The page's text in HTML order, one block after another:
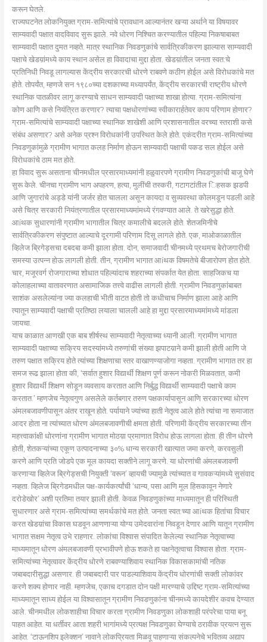
करून घेतले.
राज्यघटनेत लोकनियुक्त ग्राम-समित्यांचे प्रावधान आल्यानंतर खऱ्या अर्थाने या विषयावर
साम्यवादी पक्षात वादविवाद सुरू झाले. नवे धोरण निश्चित करण्यातील पहिल्या निकषाबाबत
साम्यवादी पक्षात दुमत नव्हते. मात्र स्थानिक निवडणुकांचे सार्वत्रिकीकरण झाल्यास साम्यवादी
पक्षाचे खेडय़ांमध्ये काय स्थान असेल हा विवादाचा मुद्दा होता. खेडय़ांतील जनता स्वत:चे
प्रतिनिधी निवडू लागल्यास केंद्रीय सरकारची धोरणे राबवणे कठीण होईल असे विरोधकांचे मत
होते. तोपर्यंत, म्हणजे सन १९८०च्या दशकाच्या मध्यापर्यंत, केंद्रीय सरकारची राष्ट्रीय धोरणे
स्थानिक पातळीवर लागू करण्याचे साधन साम्यवादी पक्षाच्या शाखा होत्या. ग्राम-समित्यांना
कोण आणि कसे नियंत्रित करणार? त्याचा पक्षधोरणांच्या स्वीकारार्हतेवर काय परिणाम होणार?
ग्राम-समित्यांचे साम्यवादी पक्षाच्या स्थानिक शाखेशी आणि प्रशासनातील वरच्या स्तराशी कसे
संबंध असणार? असे अनेक प्रश्न विरोधकांनी उपस्थित केले होते. एकंदरीत ग्राम-समित्यांच्या
निवडणुकांमुळे ग्रामीण भागात कलह निर्माण होऊन साम्यवादी पक्षाची पकड सल होईल असे
विरोधकांचे ठाम मत होते.
हा विवाद सुरू असताना चीनमधील प्रसारमाध्यमांनी हळुवारपणे ग्रामीण निवडणुकांची बाजू घेणे
सुरू केले. चीनचा ग्रामीण भाग अपहरण, हत्या, मुलींची तस्करी, गटागटांतील िहसक झडपी
आणि जुगारांचे अड्डे यांनी जर्जर होत चालला असून कायदा व सुव्यवस्था कोलमडून पडली आहे
असे चित्र सरकारी नियंत्रणातील प्रसारमाध्यमांमध्ये रंगवण्यात आले. ते खरेसुद्धा होते.
आíथक सुधारणांनी ग्रामीण भागातील चित्र कमालीचे बदलले होते. शेतजमिनीचे
सार्वत्रिकीकरण संपुष्टात आल्याचे दूरगामी परिणाम दिसू लागले होते. एक, माओकाळातील
व्हिलेज ब्रिगेड्सचा दबदबा कमी झाला होता. दोन, समाजवादी चीनमध्ये प्रथमच बेरोजगारीची
समस्या उत्पन्न होऊ लागली होती. तीन, ग्रामीण भागात आíथक विषमतेचे बीजारोपण होत होते.
चार, मजूरवर्ग रोजगाराच्या शोधात पहिल्यांदाच शहराच्या संपर्कात येत होता. साहजिकच या
कोलाहलाच्या वातावरणात असामाजिक तत्त्वे वाढीस लागली होती. ग्रामीण निवडणुकांबाबत
साशंक असलेल्यांना ज्या कलहाची भीती वाटत होती तो कधीचाच निर्माण झाला आहे आणि
त्यातून साम्यवादी पक्षाची प्रतिष्ठा लयाला चालली आहे हा मुद्दा प्रसारमाध्यमांमध्ये मांडला
जायचा.
याच काळात आणखी एक बाब शीर्षस्थ साम्यवादी नेतृत्वाच्या ध्यानी आली. ग्रामीण भागात
साम्यवादी पक्षाच्या सक्रिय सदस्यांमध्ये तरुणांची संख्या झपाटय़ाने कमी झाली होती आणि जे
तरुण पक्षात सक्रिय होते त्यांच्या शिक्षणाचा स्तर वाखाणण्याजोगा नव्हता. ग्रामीण भागात तर हा
समज रूढ झाला होता की, ‘सर्वात हुशार विद्यार्थी शिक्षण पूर्ण करून नोकरी मिळवतात, कमी
हुशार विद्यार्थी शिक्षण सोडून व्यवसाय करतात आणि निर्बुद्ध विद्यार्थी साम्यवादी पक्षाचे काम
करतात.’ म्हणजेच नेतृत्वगुण असलेले कर्तबगार तरुण पक्षकार्यापासून आणि सरकारच्या धोरण
अंमलबजावणीपासून अंतर राखून होते. पर्यायाने ज्यांच्या हाती नेतृत्व आले होते त्यांचा ना समाजात
आदर होता ना त्यांच्यात धोरण अंमलबजावणीची क्षमता होती. परिणामी केंद्रीय सरकारच्या तीन
महत्त्वाकांक्षी धोरणांना ग्रामीण भागात मोठय़ा प्रमाणात विरोध होऊ लागला होता. ही तीन धोरणे
होती, शेतकऱ्यांच्या एकूण उत्पादनाच्या ३०% धान्य सरकारी खात्यात जमा करणे, करवसुली
करणे आणि प्रति जोडपे एक मूल कायदा सक्तीने लागू करणे. या धोरणांची अंमलबजावणी
करणाऱ्या व्हिलेज ब्रिगेड्सची नियुक्ती ‘वरून’ व्हायची ज्यामुळे त्यांच्यात व गावकऱ्यांमध्ये सुसंवाद
नव्हता. व्हिलेज ब्रिगेडमधील पक्ष-कार्यकर्त्यांची ‘धान्य, पसा आणि मूल हिसकावून नेणारे
दरोडेखोर’ अशी प्रतिमा तयार झाली होती. केवळ निवडणुकांच्या माध्यमातून ही परिस्थिती
सुधारणार असे ग्राम-समित्यांच्या समर्थकांचे मत होते. जनता स्वत:च्या आíथक हितांचा विचार
करत खेडय़ांचा विकास घडवून आणणाऱ्या योग्य उमेदवारांना निवडून देणार आणि यातून ग्रामीण
भागात सक्षम नेतृत्व उभे राहणार. लोकांचा विश्वास संपादित केलेल्या स्थानिक नेतृत्वाच्या
माध्यमातून धोरण अंमलबजावणी प्रभावीपणे होऊ शकते हा पक्षनेतृत्वाचा विश्वास होता. ग्राम-
समित्यांच्या नेतृत्वावर केंद्रीय धोरणे राबवण्याशिवाय स्थानिक विकासकामांची नतिक
जबाबदारीसुद्धा असणार. ही जबाबदारी पार पाडल्याशिवाय केंद्रीय धोरणांची सक्ती लोकांवर
करणे शक्य होणार नाही. म्हणजेच, एकाच दगडात दोन पक्षी मारण्याचे उद्दिष्ट ग्राम-समित्यांच्या
माध्यमातून साध्य होईल या विश्वासातून ग्रामीण निवडणुकांना चीनमध्ये कायदेशीर कवच देण्यात
आले. चीनमधील लोकशाहीचा विचार करता ग्रामीण निवडणुका लोकशाही परंपरेचा पाया बनू
पाहत आहेत. या धर्तीवर आता शहरी भागांमध्ये प्रत्यक्ष निवडणुका घेण्याचे ठरावीक प्रयत्न सुरू
आहेत. ‘टाऊनशिप इलेक्शन’ नावाने लोकप्रियता मिळवू पाहणाऱ्या संकल्पनेचे भवितव्य अद्याप